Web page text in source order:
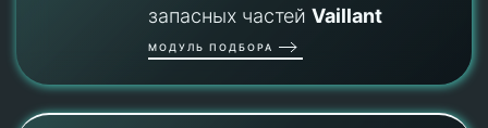
запасных частей Vaillant
МОДУЛЬ ПОДБОРА